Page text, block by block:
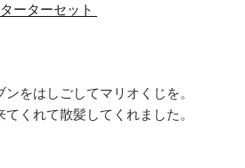
ーターセット
をはしごしてマリオくじを。
くれて散髪してくれました。